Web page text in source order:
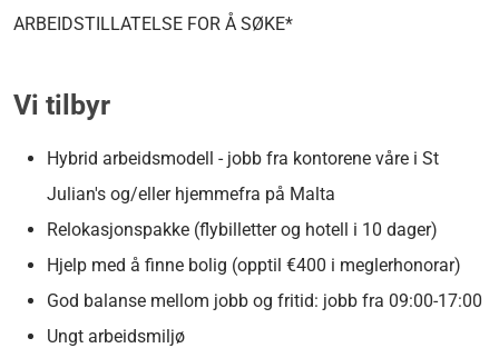
ARBEIDSTILLATELSE FOR Å SØKE*
Vi tilbyr
Hybrid arbeidsmodell - jobb fra kontorene våre i St
Julian's og/eller hjemmefra på Malta
Relokasjonspakke (flybilletter og hotell i 10 dager)
Hjelp med å finne bolig (opptil €400 i meglerhonorar)
God balanse mellom jobb og fritid: jobb fra 09:00-17:00
Ungt arbeidsmiljø